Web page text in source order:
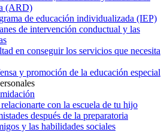
(ARD)
de educación individualizada (IEP)
de intervención conductual y las
en conseguir los servicios que necesita
y promoción de la educación especial
con la escuela de tu hijo
después de la preparatoria
y las habilidades sociales